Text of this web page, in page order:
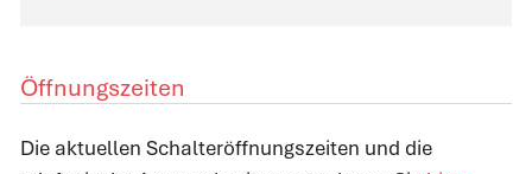
Öffnungszeiten
Die aktuellen Schalteröffnungszeiten und die